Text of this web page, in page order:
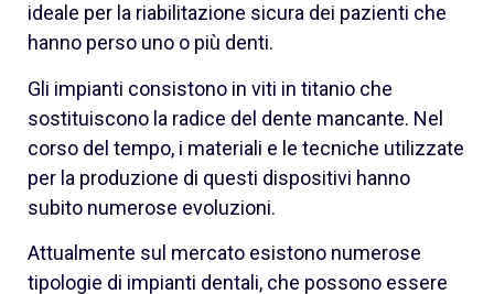
ideale per la riabilitazione sicura dei pazienti che
hanno perso uno o più denti.
Gli impianti consistono in viti in titanio che
sostituiscono la radice del dente mancante. Nel
corso del tempo, i materiali e le tecniche utilizzate
per la produzione di questi dispositivi hanno
subito numerose evoluzioni.
Attualmente sul mercato esistono numerose
tipologie di impianti dentali, che possono essere